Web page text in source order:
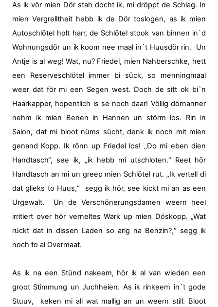
As ik vör mien Dör stah docht ik, mi dröppt de Schlag. In
mien Vergrelltheit hebb ik de Dör toslogen, as ik mien
Autoschlötel holt harr, de Schlötel stook van binnen in`d
Wohnungsdör un ik koom nee maal in`t Huusdör rin.
Un
Antje is al weg! Wat, nu? Friedel, mien Nahberschke, hett
een Reserveschlötel immer bi sück, so menningmaal
weer dat för mi een Segen west. Doch de sitt ok bi`n
Haarkapper, hopentlich is se noch daar! Völlig dörnanner
nehm ik mien Benen in Hannen un störm los. Rin in
Salon, dat mi bloot nüms sücht, denk ik noch mit mien
genand Kopp. Ik rönn up Friedel los! „Do mi eben dien
Handtasch“, see ik, „ik hebb mi utschloten.“ Reet hör
Handtasch an mi un greep mien Schlötel rut. „Ik vertell di
dat glieks to Huus,“
segg ik hör, see kickt mi an as een
Urgewalt.
Un de Verschönerungsdamen weern heel
irritiert over hör verneltes Wark up mien Döskopp. „Wat
rückt dat in dissen Laden so arig na Benzin?,“ segg ik
noch to al Overmaat.
As ik na een Stünd nakeem, hör ik al van wieden een
groot Stimmung un Juchheien. As ik rinkeem in`t gode
Stuuv,
keken mi all wat mallig an un weern still. Bloot